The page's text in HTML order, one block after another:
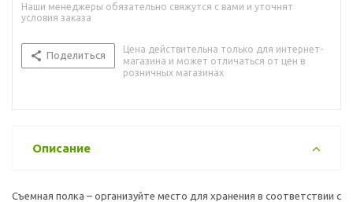
Наши менеджеры обязательно свяжутся с вами и уточнят
условия заказа
Поделиться
Цена действительна только для интернет-
магазина и может отличаться от цен в
розничных магазинах
Описание
Съемная полка – организуйте место для хранения в соответствии с